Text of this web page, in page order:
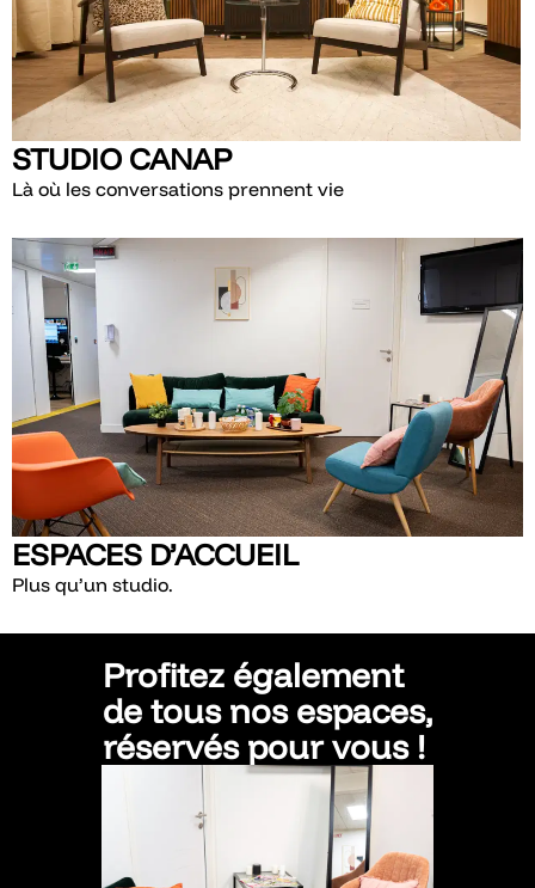
STUDIO CANAP
Là où les conversations prennent vie
ESPACES D’ACCUEIL
Plus qu’un studio.
Profitez également
de tous nos espaces,
réservés pour vous !